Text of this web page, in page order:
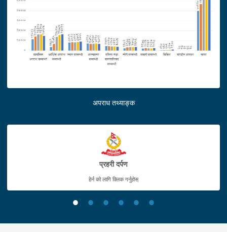
बिहीबार दिउँसो प्रहरीले पक्राउ गरेको छ । इलाका प्रहरी कार्यालय बेलहियाबाट
सम्बन्धमा प्रहरीले आवश्यक अनुसन्धान गरिरहेको छ ।
अपराध तथ्याङ्क
प्रहरी दर्पण
हेर्न को लागि क्लिक गर्नुहोस्